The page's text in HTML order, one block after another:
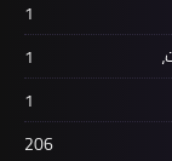
1
1
1
206